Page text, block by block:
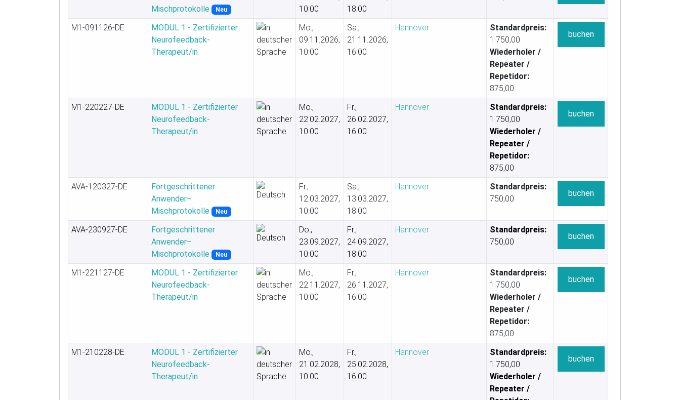
Mischprotokolle
Neu
10:00
18:00
M1-091126-DE
MODUL 1 - Zertifizierter
Neurofeedback-
Therapeut/in
Mo.,
09.11.2026,
10:00
Sa.,
21.11.2026,
16:00
Hannover
Standardpreis:
1.750,00
Wiederholer /
Repeater /
Repetidor:
875,00
buchen
M1-220227-DE
MODUL 1 - Zertifizierter
Neurofeedback-
Therapeut/in
Mo.,
22.02.2027,
10:00
Fr.,
26.02.2027,
16:00
Hannover
Standardpreis:
1.750,00
Wiederholer /
Repeater /
Repetidor:
875,00
buchen
AVA-120327-DE
Fortgeschrittener
Anwender–
Mischprotokolle
Neu
Fr.,
12.03.2027,
10:00
Sa.,
13.03.2027,
18:00
Hannover
Standardpreis:
750,00
buchen
AVA-230927-DE
Fortgeschrittener
Anwender–
Mischprotokolle
Neu
Do.,
23.09.2027,
10:00
Fr.,
24.09.2027,
18:00
Hannover
Standardpreis:
750,00
buchen
M1-221127-DE
MODUL 1 - Zertifizierter
Neurofeedback-
Therapeut/in
Mo.,
22.11.2027,
10:00
Fr.,
26.11.2027,
16:00
Hannover
Standardpreis:
1.750,00
Wiederholer /
Repeater /
Repetidor:
875,00
buchen
M1-210228-DE
MODUL 1 - Zertifizierter
Neurofeedback-
Therapeut/in
Mo.,
21.02.2028,
10:00
Fr.,
25.02.2028,
16:00
Hannover
Standardpreis:
1.750,00
Wiederholer /
Repeater /
buchen